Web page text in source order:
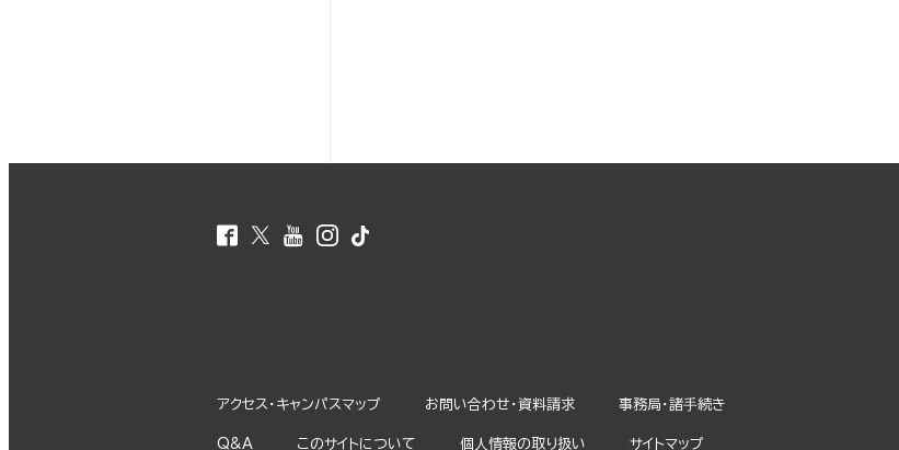
アクセス・キャンパスマップ お問い合わせ・資料請求 事務局・諸⼿続き
Q&A このサイトについて 個⼈情報の取り扱い サイトマップ